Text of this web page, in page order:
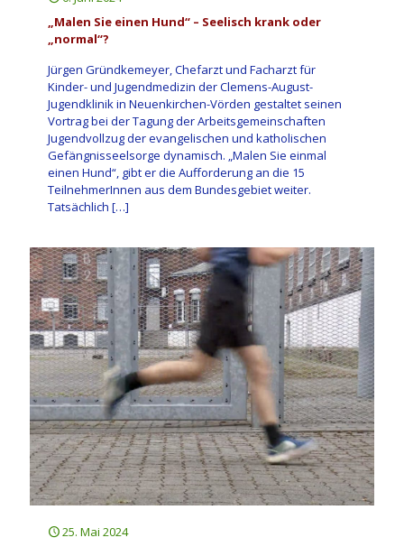
„Malen Sie einen Hund“ – Seelisch krank oder
„normal“?
Jürgen Gründkemeyer, Chefarzt und Facharzt für
Kinder- und Jugendmedizin der Clemens-August-
Jugendklinik in Neuenkirchen-Vörden gestaltet seinen
Vortrag bei der Tagung der Arbeitsgemeinschaften
Jugendvollzug der evangelischen und katholischen
Gefängnisseelsorge dynamisch. „Malen Sie einmal
einen Hund“, gibt er die Aufforderung an die 15
TeilnehmerInnen aus dem Bundesgebiet weiter.
Tatsächlich […]
25. Mai 2024